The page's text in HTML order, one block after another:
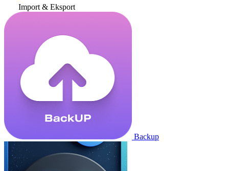
Import & Eksport
Backup